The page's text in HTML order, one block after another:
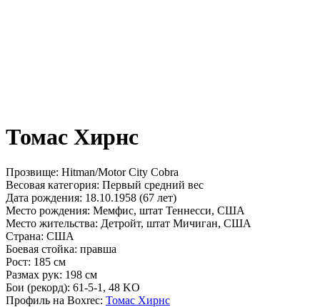
Томас Хирнс
Прозвище: Hitman/Motor City Cobra
Весовая категория: Первый средний вес
Дата рождения: 18.10.1958 (67 лет)
Место рождения: Мемфис, штат Теннесси, США
Место жительства: Детройт, штат Мичиган, США
Страна: США
Боевая стойка: правша
Рост: 185 см
Размах рук: 198 см
Бои (рекорд): 61-5-1, 48 KO
Профиль на Boxrec: Томас Хирнс